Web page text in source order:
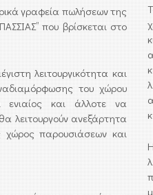
γραφεία πωλήσεων της
που βρίσκεται στο
λειτουργικότητα και
του χώρου
και άλλοτε να
λειτουργούν ανεξάρτητα
παρουσιάσεων και